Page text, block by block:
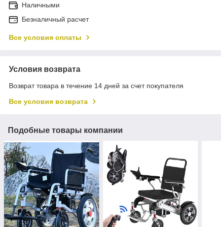
Наличными
Безналичный расчет
Все условия оплаты
Условия возврата
Возврат товара в течение 14 дней за счет покупателя
Все условия возврата
Подобные товары компании